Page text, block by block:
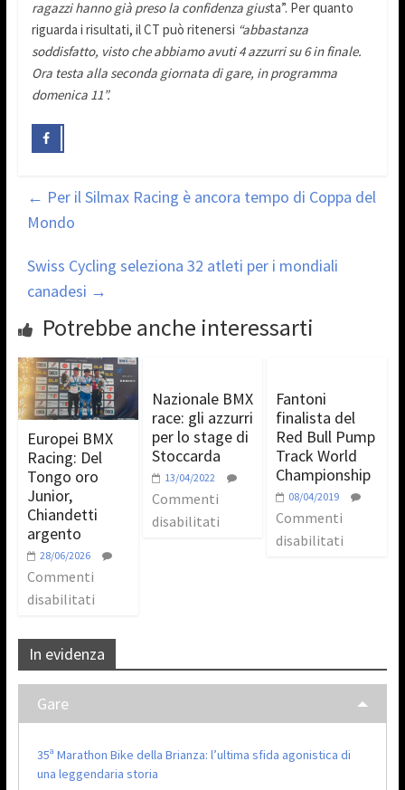
ragazzi hanno già preso la confidenza giusta”. Per quanto
riguarda i risultati, il CT può ritenersi “abbastanza
soddisfatto, visto che abbiamo avuti 4 azzurri su 6 in finale.
Ora testa alla seconda giornata di gare, in programma
domenica 11”.
← Per il Silmax Racing è ancora tempo di Coppa del
Mondo
Swiss Cycling seleziona 32 atleti per i mondiali
canadesi →
Potrebbe anche interessarti
Europei BMX
Racing: Del
Tongo oro
Junior,
Chiandetti
argento
28/06/2026
Commenti
disabilitati
Nazionale BMX
race: gli azzurri
per lo stage di
Stoccarda
13/04/2022
Commenti
disabilitati
Fantoni
finalista del
Red Bull Pump
Track World
Championship
08/04/2019
Commenti
disabilitati
In evidenza
Gare
35ª Marathon Bike della Brianza: l’ultima sfida agonistica di
una leggendaria storia